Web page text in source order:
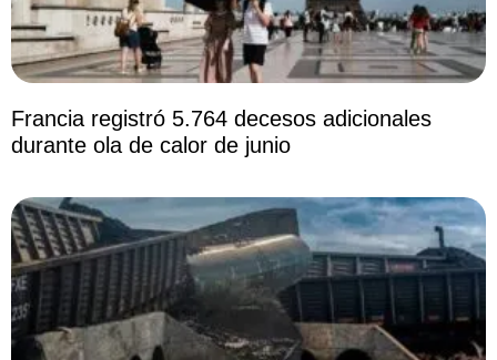
Francia registró 5.764 decesos adicionales
durante ola de calor de junio